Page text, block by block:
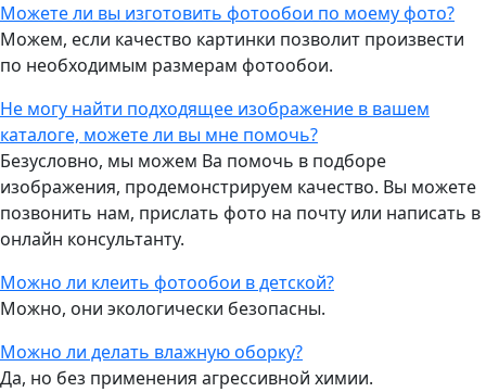
Можете ли вы изготовить фотообои по моему фото?
Можем, если качество картинки позволит произвести
по необходимым размерам фотообои.
Не могу найти подходящее изображение в вашем
каталоге, можете ли вы мне помочь?
Безусловно, мы можем Ва помочь в подборе
изображения, продемонстрируем качество. Вы можете
позвонить нам, прислать фото на почту или написать в
онлайн консультанту.
Можно ли клеить фотообои в детской?
Можно, они экологически безопасны.
Можно ли делать влажную оборку?
Да, но без применения агрессивной химии.